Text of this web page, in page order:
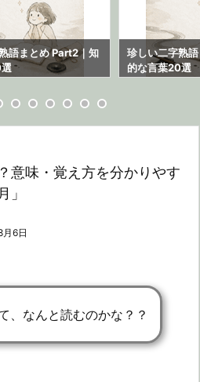
語まとめ Part2｜知
珍しい二字熟
的な言葉20選
意味・覚え方を分かりやす
」
6日
、なんと読むのかな？？